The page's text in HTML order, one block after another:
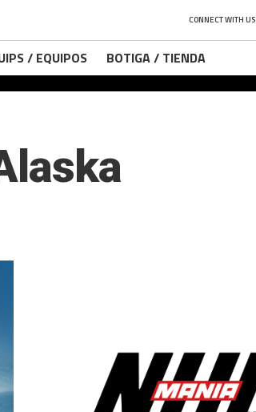
CONNECT WITH US
/ EQUIPOS BOTIGA / TIENDA